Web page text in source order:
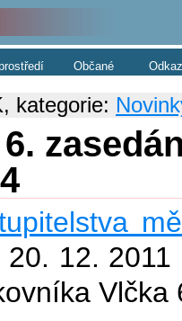
Občané
kategorie:
12.
Vlčka